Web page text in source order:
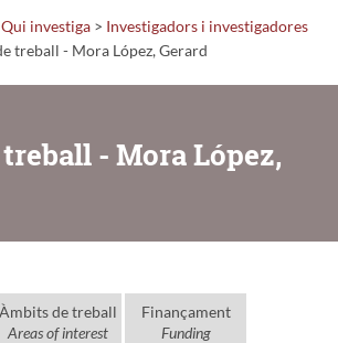
Qui investiga > Investigadors i investigadores
treball - Mora López, Gerard
- Mora López,
Àmbits de treball
Areas of interest
Finançament
Funding